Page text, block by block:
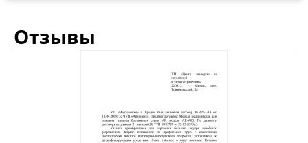
Отзывы